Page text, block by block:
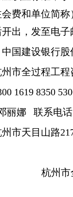
会费和单位简称
出，发至电子
国建设银行
市全过程工
1619 8350
丽娜
联系电
市天目山路
杭州市